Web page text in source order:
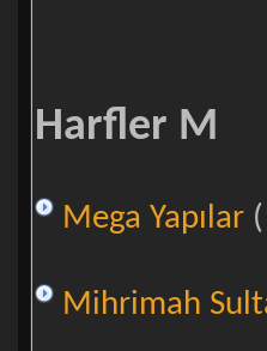
Harfler M
Mega Yapılar(
Mihrimah